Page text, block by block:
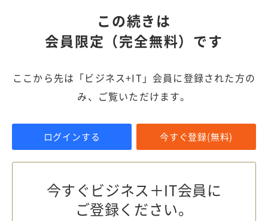
この続きは
会員限定（完全無料）です
ここから先は「ビジネス+IT」会員に登録された方の
み、ご覧いただけます。
ログインする 今すぐ登録(無料)
今すぐビジネス＋IT会員に
ご登録ください。